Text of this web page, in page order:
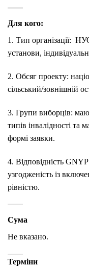
Для кого:
1. Тип організації:
установи,
2. Обсяг проекту:
сільський/зовнішній
3. Групи виборців:
типів інвалідності та
формі заявки.
4. Відповідність
узгодженість із
рівністю.
Сума
Не вказано.
Терміни